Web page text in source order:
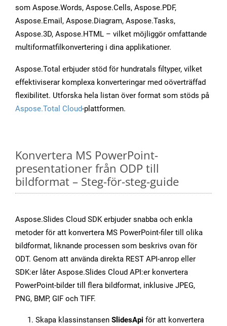
som Aspose.Words, Aspose.Cells, Aspose.PDF,
Aspose.Email, Aspose.Diagram, Aspose.Tasks,
Aspose.3D, Aspose.HTML – vilket möjliggör omfattande
multiformatfilkonvertering i dina applikationer.
Aspose.Total erbjuder stöd för hundratals filtyper, vilket
effektiviserar komplexa konverteringar med oöverträffad
flexibilitet. Utforska hela listan över format som stöds på
Aspose.Total Cloud-plattformen.
Konvertera MS PowerPoint-
presentationer från ODP till
bildformat – Steg-för-steg-guide
Aspose.Slides Cloud SDK erbjuder snabba och enkla
metoder för att konvertera MS PowerPoint-filer till olika
bildformat, liknande processen som beskrivs ovan för
ODT. Genom att använda direkta REST API-anrop eller
SDK:er låter Aspose.Slides Cloud API:er konvertera
PowerPoint-bilder till flera bildformat, inklusive JPEG,
PNG, BMP, GIF och TIFF.
Skapa klassinstansen SlidesApi för att konvertera